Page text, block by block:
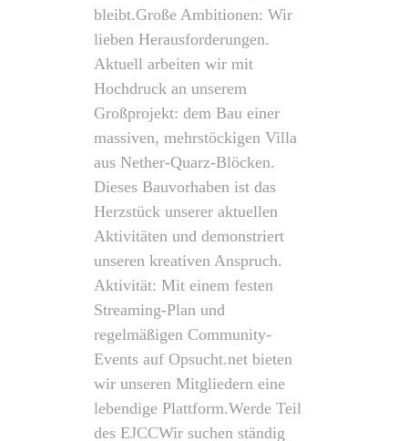
bleibt. ​Große Ambitionen: Wir
lieben Herausforderungen.
Aktuell arbeiten wir mit
Hochdruck an unserem
Großprojekt: dem Bau einer
massiven, mehrstöckigen Villa
aus Nether-Quarz-Blöcken.
Dieses Bauvorhaben ist das
Herzstück unserer aktuellen
Aktivitäten und demonstriert
unseren kreativen Anspruch. ​
Aktivität: Mit einem festen
Streaming-Plan und
regelmäßigen Community-
Events auf Opsucht.net bieten
wir unseren Mitgliedern eine
lebendige Plattform. ​Werde Teil
des EJCC ​Wir suchen ständig